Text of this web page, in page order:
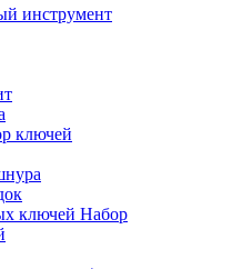
инструмент
ключей
Набор